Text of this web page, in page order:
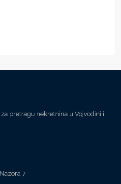
za pretragu nekretnina u Vojvodini i
7